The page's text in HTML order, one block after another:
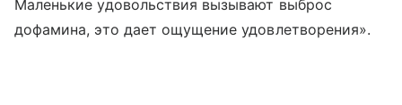
Маленькие удовольствия вызывают выброс
дофамина, это дает ощущение удовлетворения».